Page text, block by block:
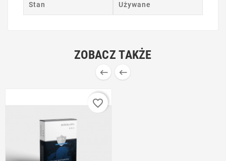
Stan Używane
ZOBACZ TAKŻE
 
favorite_border